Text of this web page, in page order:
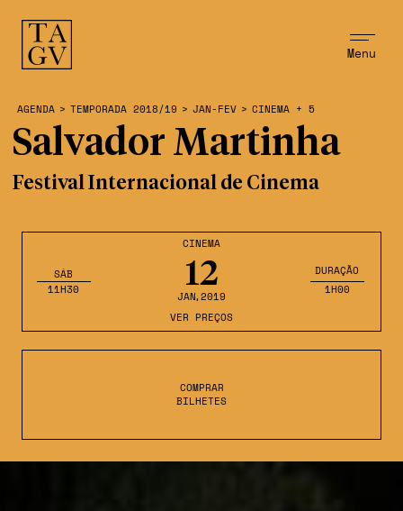
Menu
CINEMA
12
JAN,2019
SÁB
11H30
DURAÇÃO
1H00
VER PREÇOS
COMPRAR
BILHETES
AGENDA > TEMPORADA 2018/19 > JAN-FEV > CINEMA + 5
Salvador Martinha
Festival Internacional de Cinema